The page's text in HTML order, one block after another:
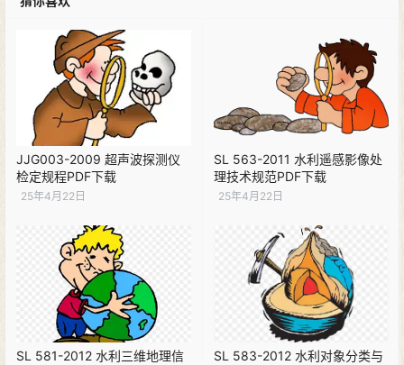
JJG003-2009 超声波探测仪
检定规程PDF下载
25年4月22日
SL 563-2011 水利遥感影像处
理技术规范PDF下载
25年4月22日
SL 581-2012 水利三维地理信 SL 583-2012 水利对象分类与